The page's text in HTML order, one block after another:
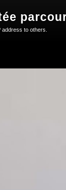
to others.